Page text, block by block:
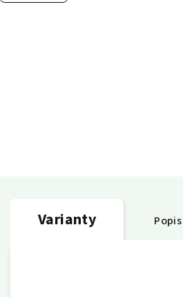
Varianty Popis